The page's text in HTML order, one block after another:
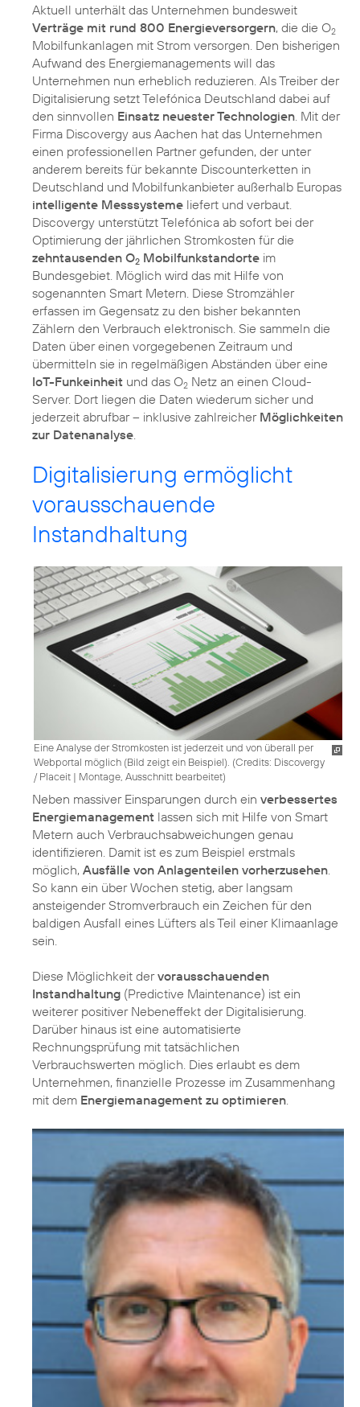
Aktuell unterhält das Unternehmen bundesweit
Verträge mit rund 800 Energieversorgern, die die O2
Mobilfunkanlagen mit Strom versorgen. Den bisherigen
Aufwand des Energiemanagements will das
Unternehmen nun erheblich reduzieren. Als Treiber der
Digitalisierung setzt Telefónica Deutschland dabei auf
den sinnvollen Einsatz neuester Technologien . Mit der
Firma Discovergy aus Aachen hat das Unternehmen
einen professionellen Partner gefunden, der unter
anderem bereits für bekannte Discounterketten in
Deutschland und Mobilfunkanbieter außerhalb Europas
intelligente Messsysteme liefert und verbaut.
Discovergy unterstützt Telefónica ab sofort bei der
Optimierung der jährlichen Stromkosten für die
zehntausenden O2 Mobilfunkstandorte im
Bundesgebiet. Möglich wird das mit Hilfe von
sogenannten Smart Metern. Diese Stromzähler
erfassen im Gegensatz zu den bisher bekannten
Zählern den Verbrauch elektronisch. Sie sammeln die
Daten über einen vorgegebenen Zeitraum und
übermitteln sie in regelmäßigen Abständen über eine
IoT-Funkeinheit und das O2 Netz an einen Cloud-
Server. Dort liegen die Daten wiederum sicher und
jederzeit abrufbar – inklusive zahlreicher Möglichkeiten
zur Datenanalyse
Digitalisierung ermöglicht
vorausschauende
Instandhaltung
Eine Analyse der Stromkosten ist jederzeit und von überall per
Webportal möglich (Bild zeigt ein Beispiel). (Credits: Discovergy
/ Placeit | Montage, Ausschnitt bearbeitet)
Neben massiver Einsparungen durch ein verbessertes
Energiemanagement lassen sich mit Hilfe von Smart
Metern auch Verbrauchsabweichungen genau
identifizieren. Damit ist es zum Beispiel erstmals
möglich, Ausfälle von Anlagenteilen vorherzusehen.
So kann ein über Wochen stetig, aber langsam
ansteigender Stromverbrauch ein Zeichen für den
baldigen Ausfall eines Lüfters als Teil einer Klimaanlage
sein.
Diese Möglichkeit dervorausschauenden
Instandhaltung (Predictive Maintenance) ist ein
weiterer positiver Nebeneffekt der Digitalisierung.
Darüber hinaus ist eine automatisierte
Rechnungsprüfung mit tatsächlichen
Verbrauchswerten möglich. Dies erlaubt es dem
Unternehmen, finanzielle Prozesse im Zusammenhang
mit dem Energiemanagement zu optimieren.